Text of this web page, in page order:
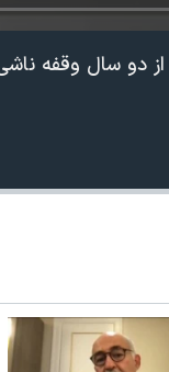
دو سال وقفه